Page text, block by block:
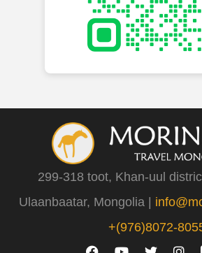
299-318 toot, Khan-uul
Ulaanbaatar, Mongolia |
+(976)8072-